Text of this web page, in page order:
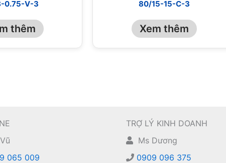
0.75-V-3
thêm
80/15-15-C-3
Xem thêm
065 009
TRỢ LÝ KINH DOANH
Ms Dương
0909 096 375